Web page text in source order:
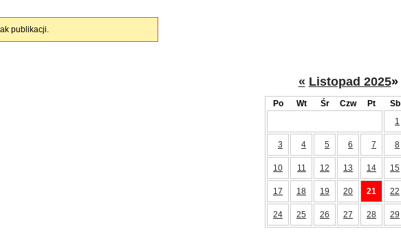
publikacji.
« Listopad 2025»
Po Wt Śr Czw Pt Sb
1
3 4 5 6 7 8
10 11 12 13 14 15
17 18 19 20 21 22
24 25 26 27 28 29